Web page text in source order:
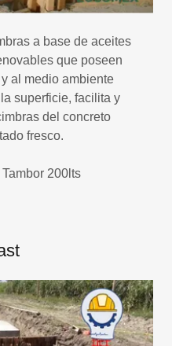
a base de aceites
que poseen
al medio ambiente
superficie, facilita y
del concreto
fresco.
200lts